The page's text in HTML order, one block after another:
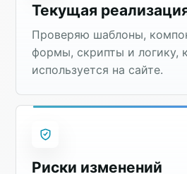
Текущая
Проверяю шаблоны,
формы, скрипты и логику,
используется на сайте.
Риски изменений